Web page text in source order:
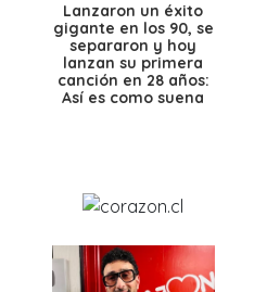
Lanzaron un éxito
gigante en los 90, se
separaron y hoy
lanzan su primera
canción en 28 años:
Así es como suena